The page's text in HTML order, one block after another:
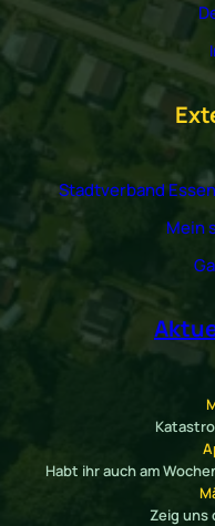
Stadtverband
Mein
Habt ihr auch am
Zeig uns